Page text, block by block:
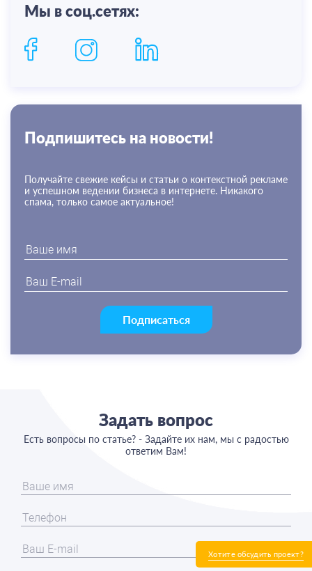
Хотите обсудить проект?
Мы в соц.сетях:
Подпишитесь на новости!
Получайте свежие кейсы и статьи о контекстной рекламе
и успешном ведении бизнеса в интернете. Никакого
спама, только самое актуальное!
Подписаться
Задать вопрос
Есть вопросы по статье? - Задайте их нам, мы с радостью
ответим Вам!